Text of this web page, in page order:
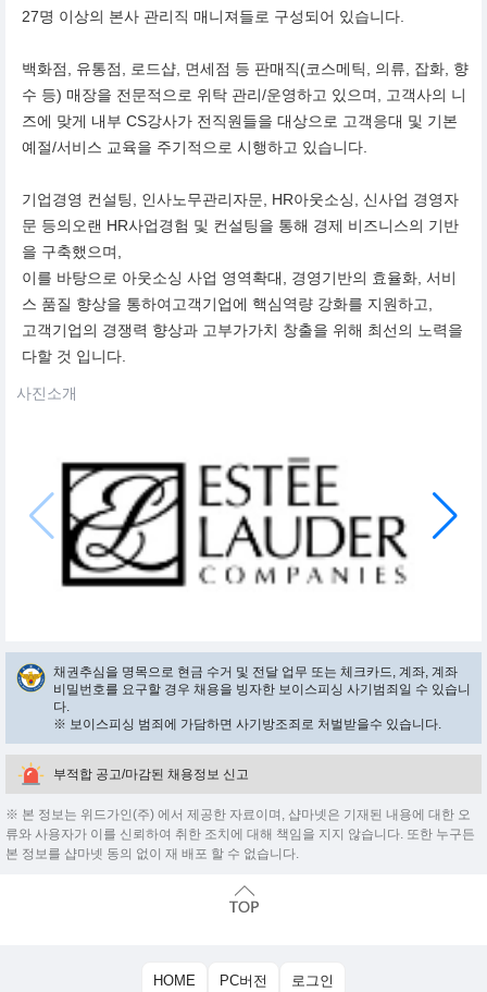
27명 이상의 본사 관리직 매니져들로 구성되어 있습니다.
백화점, 유통점, 로드샵, 면세점 등 판매직(코스메틱, 의류, 잡화, 향
수 등) 매장을 전문적으로 위탁 관리/운영하고 있으며, 고객사의 니
즈에 맞게 내부 CS강사가 전직원들을 대상으로 고객응대 및 기본
예절/서비스 교육을 주기적으로 시행하고 있습니다.
기업경영 컨설팅, 인사노무관리자문, HR아웃소싱, 신사업 경영자
문 등의오랜 HR사업경험 및 컨설팅을 통해 경제 비즈니스의 기반
을 구축했으며,
이를 바탕으로 아웃소싱 사업 영역확대, 경영기반의 효율화, 서비
스 품질 향상을 통하여고객기업에 핵심역량 강화를 지원하고,
고객기업의 경쟁력 향상과 고부가가치 창출을 위해 최선의 노력을
다할 것 입니다.
사진소개
채권추심을 명목으로 현금 수거 및 전달 업무 또는 체크카드, 계좌, 계좌
비밀번호를 요구할 경우 채용을 빙자한 보이스피싱 사기범죄일 수 있습니
다.
※ 보이스피싱 범죄에 가담하면 사기방조죄로 처벌받을수 있습니다.
부적합 공고/마감된 채용정보 신고
※ 본 정보는 위드가인(주) 에서 제공한 자료이며, 샵마넷은 기재된 내용에 대한 오
류와 사용자가 이를 신뢰하여 취한 조치에 대해 책임을 지지 않습니다. 또한 누구든
본 정보를 샵마넷 동의 없이 재 배포 할 수 없습니다.
HOME PC버전 로그인